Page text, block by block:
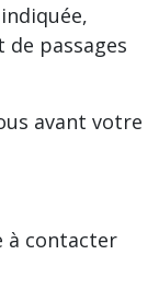
passages
avant votre
à contacter